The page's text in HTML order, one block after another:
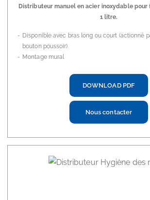
Distributeur manuel en acier inoxydable pour
1 litre.
Disponible avec bras long ou court (actionné
bouton poussoir)
Montage mural
DOWNLOAD PDF
Nous contacter